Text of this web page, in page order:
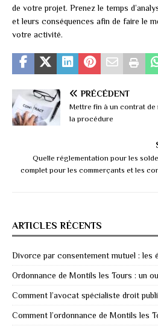
de votre projet. Prenez le temps
et leurs conséquences afin de faire le
votre activité.
PRÉCÉDENT
Mettre fin à un contrat de
la procédure
Quelle réglementation pour les
complet pour les commerçants et les
ARTICLES RÉCENTS
Divorce par consentement mutuel : les
Ordonnance de Montils les Tours : un
Comment l’avocat spécialiste droit
Comment l’ordonnance de Montils les